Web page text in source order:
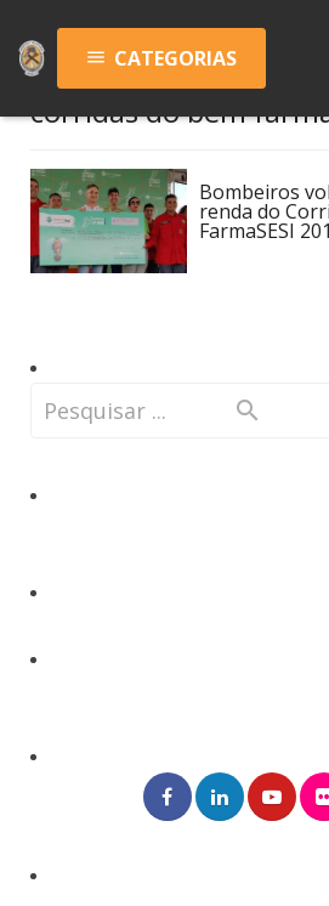
menu CATEGORIAS
corridas do bem
Bombeiros
renda do
FarmaSESI